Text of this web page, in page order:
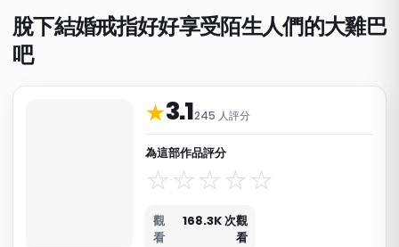
脫下結婚戒指好好享受陌生人們的大雞巴
吧
★3.1245 人評分
為這部作品評分
觀
看
168.3K 次觀
看
作品資料與分類